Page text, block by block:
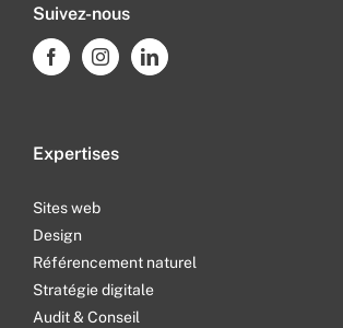
Suivez-nous
Expertises
Sites web
Design
Référencement naturel
Stratégie digitale
Audit & Conseil